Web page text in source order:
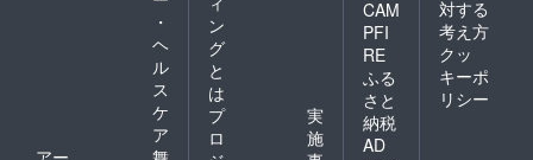
・
ヘ
ル
ス
ケ
ア
ン
グ
と
は
プ
ロ
実
施
CAM
PFI
RE
ふる
さと
納税
AD
対する
考え方
クッ
キーポ
リシー